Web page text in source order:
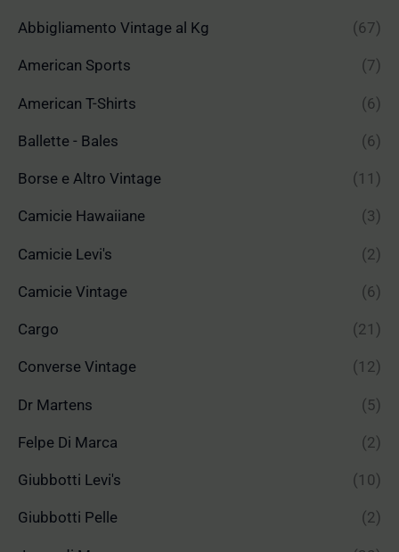
Abbigliamento Vintage al Kg (67)
American Sports (7)
American T-Shirts (6)
Ballette - Bales (6)
Borse e Altro Vintage (11)
Camicie Hawaiiane (3)
Camicie Levi's (2)
Camicie Vintage (6)
Cargo (21)
Converse Vintage (12)
Dr Martens (5)
Felpe Di Marca (2)
Giubbotti Levi's (10)
Giubbotti Pelle (2)